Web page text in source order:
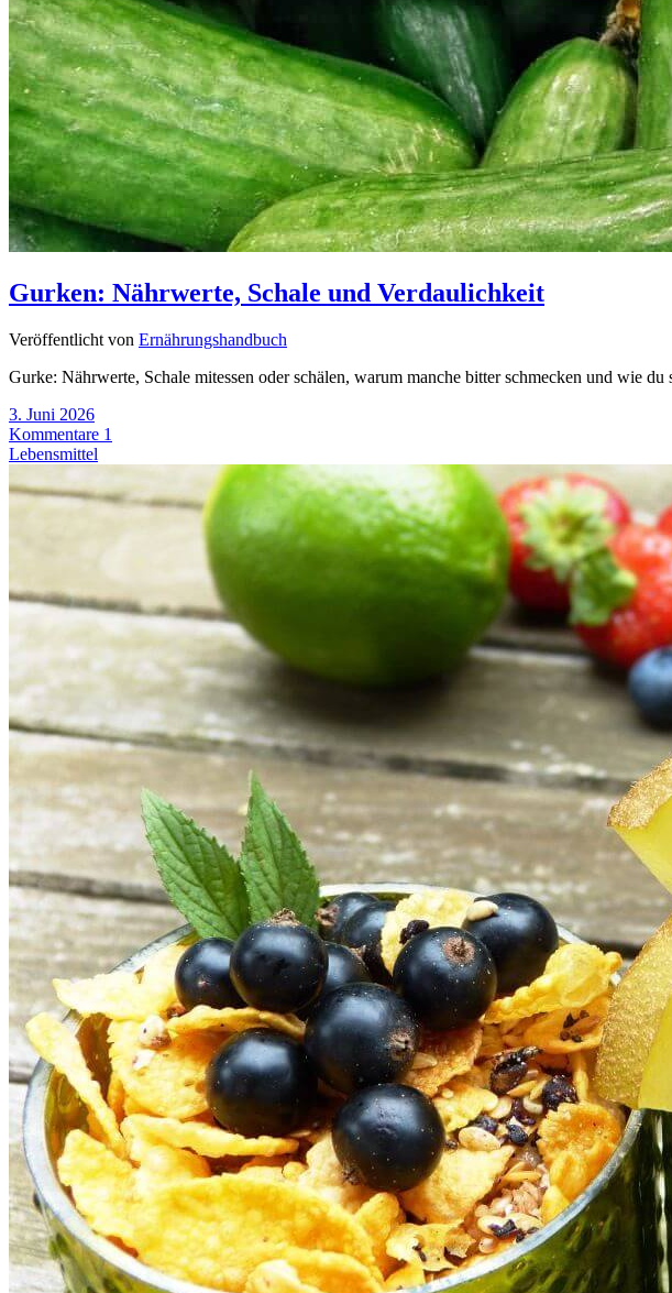
Gurken: Nährwerte, Schale und Verdaulichkeit
Veröffentlicht von Ernährungshandbuch
Gurke: Nährwerte, Schale mitessen oder schälen, warum manche bitter schmecken und wie
3. Juni 2026
Kommentare 1
Lebensmittel